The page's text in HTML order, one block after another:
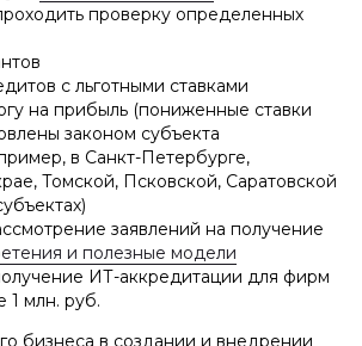
проверку определенных
с льготными ставками
на прибыль (пониженные ставки
законом субъекта
в Санкт-Петербурге,
Томской, Псковской, Саратовской
заявлений на получение
и полезные модели
ИТ-аккредитации для фирм
1 млн. руб.
бизнеса в создании и внедрении